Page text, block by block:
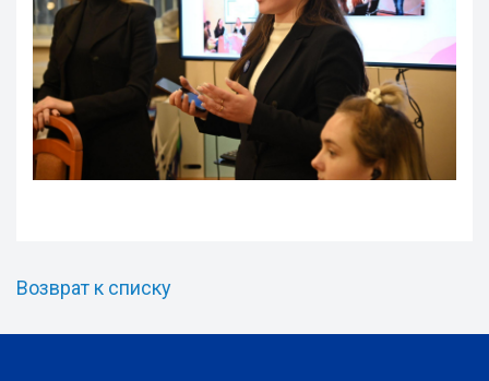
Возврат к списку